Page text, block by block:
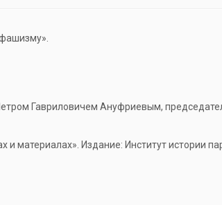
Гавриловичем Ануфриевым,
и материалах». Издание: Институт истории